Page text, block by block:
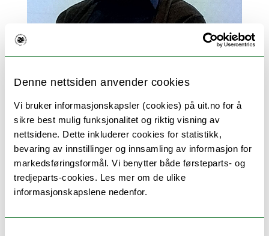
Denne nettsiden anvender cookies
Vi bruker informasjonskapsler (cookies) på uit.no for å
sikre best mulig funksjonalitet og riktig visning av
nettsidene. Dette inkluderer cookies for statistikk,
bevaring av innstillinger og innsamling av informasjon for
markedsføringsformål. Vi benytter både førsteparts- og
tredjeparts-cookies. Les mer om de ulike
informasjonskapslene nedenfor.
Svein Fikke.
FOTO: ESPEN VIKLEM EIDUM
–Atmosfærisk ising er en utfordring og en